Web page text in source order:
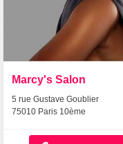
Marcy's Salon
5 rue Gustave Goublier
75010 Paris 10ème